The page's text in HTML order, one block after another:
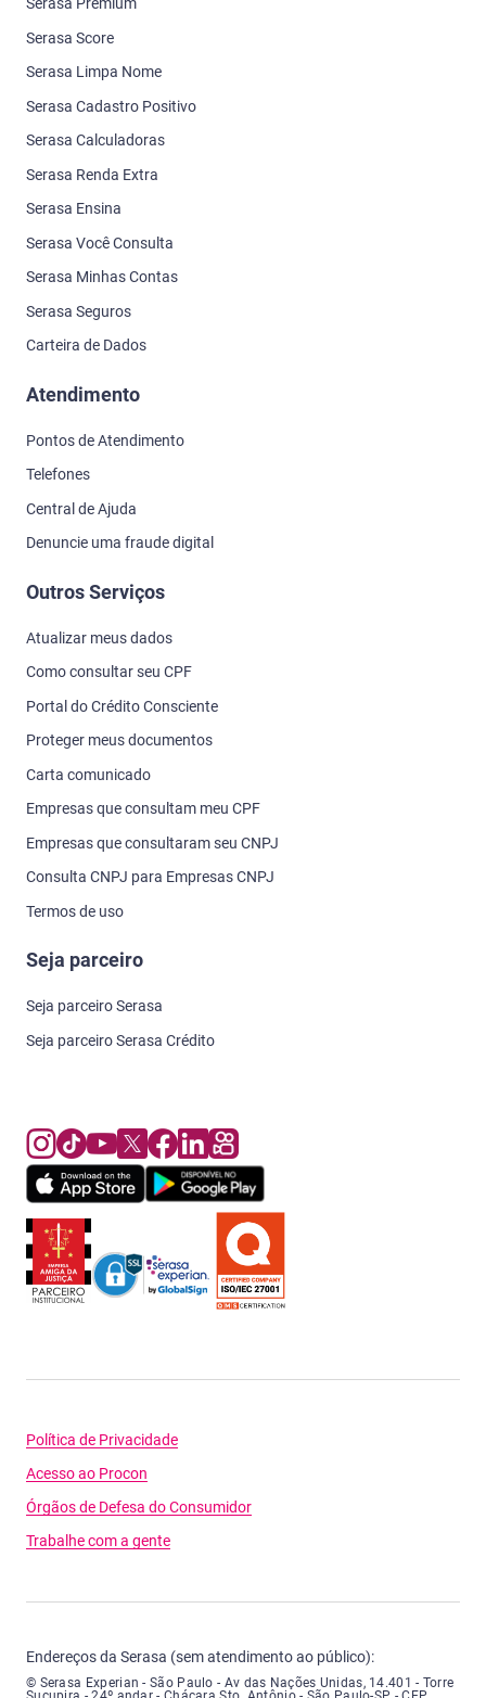
Serasa Premium
Serasa Score
Serasa Limpa Nome
Serasa Cadastro Positivo
Serasa Calculadoras
Serasa Renda Extra
Serasa Ensina
Serasa Você Consulta
Serasa Minhas Contas
Serasa Seguros
Carteira de Dados
Atendimento
Pontos de Atendimento
Telefones
Central de Ajuda
Denuncie uma fraude digital
Outros Serviços
Atualizar meus dados
Como consultar seu CPF
Portal do Crédito Consciente
Proteger meus documentos
Carta comunicado
Empresas que consultam meu CPF
Empresas que consultaram seu CNPJ
Consulta CNPJ para Empresas CNPJ
Termos de uso
Seja parceiro
Seja parceiro Serasa
Seja parceiro Serasa Crédito
Política de Privacidade
Acesso ao Procon
Órgãos de Defesa do Consumidor
Trabalhe com a gente
Endereços da Serasa (sem atendimento ao público):
Serasa Experian - São Paulo - Endereço: Avenida das Nações Unidas,
© Serasa Experian - São Paulo - Av das Nações Unidas, 14.401 - Torre